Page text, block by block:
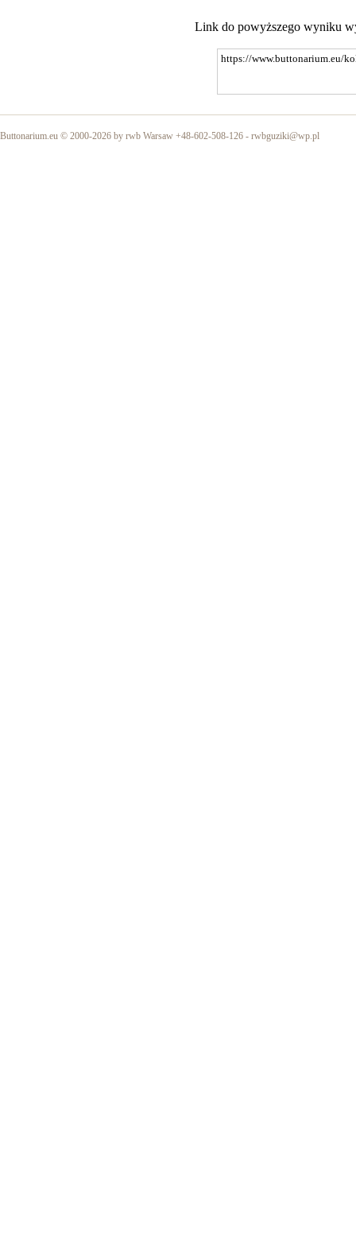
Link do powyższego wyniku
Buttonarium.eu © 2000-2026 by rwb Warsaw +48-602-508-126 - rwbguziki@wp.pl